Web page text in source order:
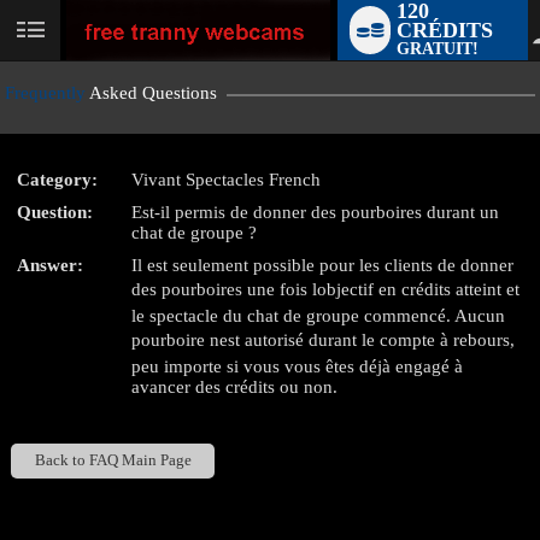
User
120
CRÉDITS
GRATUIT!
Frequently Asked Questions
Category:
Vivant Spectacles French
Question:
Est-il permis de donner des pourboires durant un
chat de groupe ?
Answer:
Il est seulement possible pour les clients de donner
des pourboires une fois lobjectif en crédits atteint et
le spectacle du chat de groupe commencé. Aucun
pourboire nest autorisé durant le compte à rebours,
peu importe si vous vous êtes déjà engagé à
avancer des crédits ou non.
Back to FAQ Main Page
LIMITED TIME OFFER!